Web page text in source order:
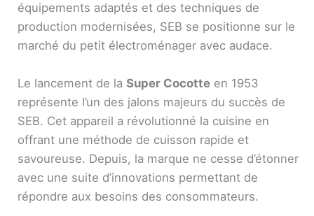
équipements adaptés et des techniques de
production modernisées, SEB se positionne sur le
marché du petit électroménager avec audace.
Le lancement de la Super Cocotte en 1953
représente l’un des jalons majeurs du succès de
SEB. Cet appareil a révolutionné la cuisine en
offrant une méthode de cuisson rapide et
savoureuse. Depuis, la marque ne cesse d’étonner
avec une suite d’innovations permettant de
répondre aux besoins des consommateurs.